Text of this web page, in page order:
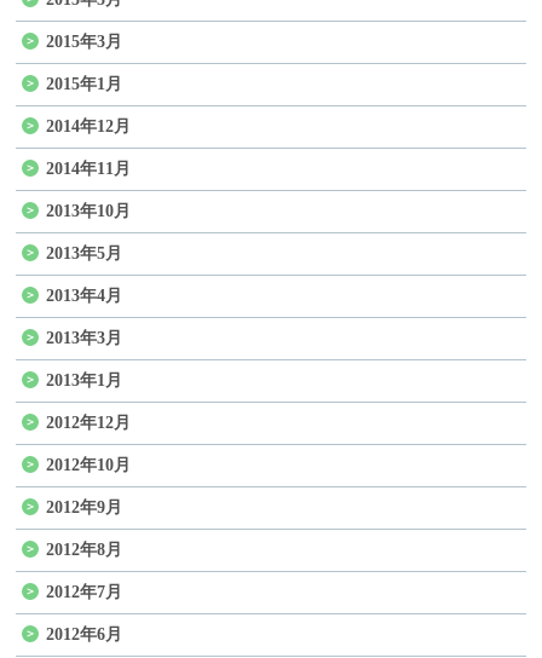
2015年3月
2015年1月
2014年12月
2014年11月
2013年10月
2013年5月
2013年4月
2013年3月
2013年1月
2012年12月
2012年10月
2012年9月
2012年8月
2012年7月
2012年6月